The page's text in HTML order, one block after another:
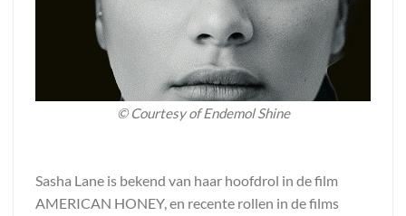
© Courtesy of Endemol Shine
Sasha Lane is bekend van haar hoofdrol in de film
AMERICAN HONEY, en recente rollen in de films